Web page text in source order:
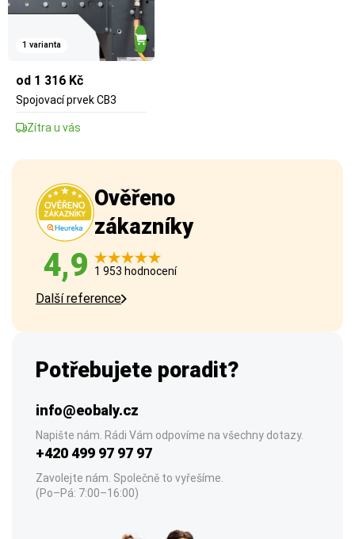
1 varianta
od 1 316 Kč
Spojovací prvek CB3
Zítra u vás
Ověřeno
zákazníky
4,9 1 953 hodnocení
Další reference
Potřebujete poradit?
info@eobaly.cz
Napište nám. Rádi Vám odpovíme na všechny dotazy.
+420 499 97 97 97
Zavolejte nám. Společně to vyřešíme.
(Po–Pá: 7:00–16:00)